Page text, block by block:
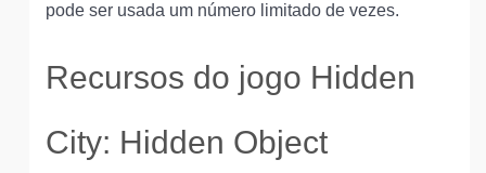
pode ser usada um número limitado de vezes.
Recursos do jogo Hidden
City: Hidden Object